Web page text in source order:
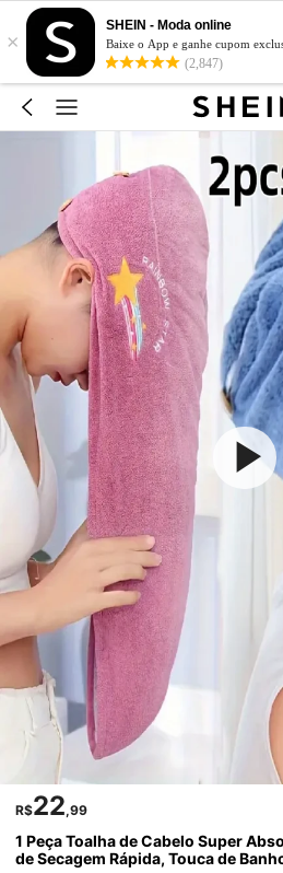
×
SHEIN - Moda online
Baixe o App e ganhe cupom
(2,847)
R$22,99
1 Peça Toalha de Cabelo Super
de Secagem Rápida, Touca de